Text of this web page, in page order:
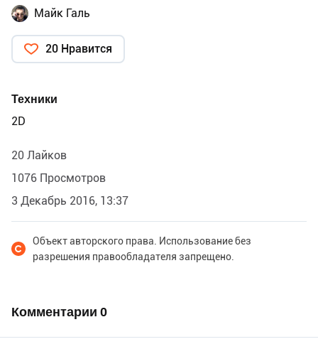
Майк Галь
20 Нравится
Техники
2D
20 Лайков
1076 Просмотров
3 Декабрь 2016, 13:37
Объект авторского права. Использование без
разрешения правообладателя запрещено.
Комментарии 0